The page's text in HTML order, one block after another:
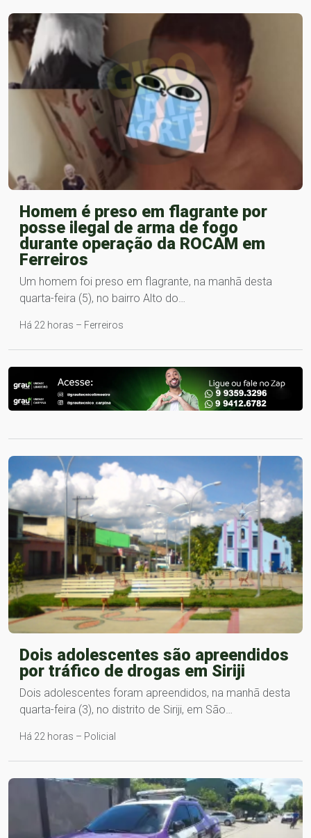
Homem é preso em flagrante por
posse ilegal de arma de fogo
durante operação da ROCAM em
Ferreiros
Um homem foi preso em flagrante, na manhã desta
quarta-feira (5), no bairro Alto do…
Há 22 horas – Ferreiros
Dois adolescentes são apreendidos
por tráfico de drogas em Siriji
Dois adolescentes foram apreendidos, na manhã desta
quarta-feira (3), no distrito de Siriji, em São…
Há 22 horas – Policial